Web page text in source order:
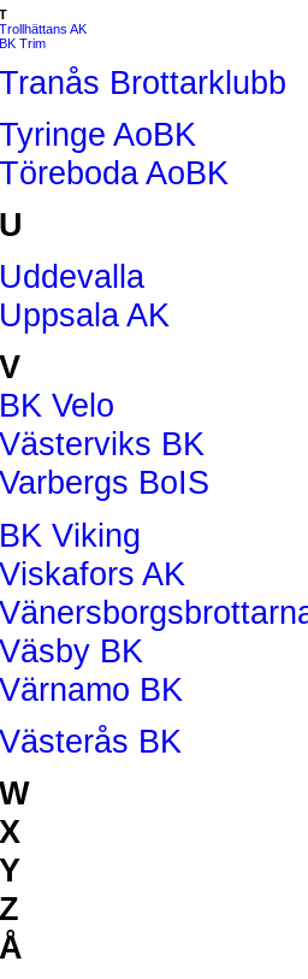
T
Trollhättans AK
BK Trim
Tranås Brottarklubb
Tyringe AoBK
Töreboda AoBK
U
Uddevalla
Uppsala AK
V
BK Velo
Västerviks BK
Varbergs BoIS
BK Viking
Viskafors AK
Väsby BK
Värnamo BK
Västerås BK
W
X
Y
Z
Å